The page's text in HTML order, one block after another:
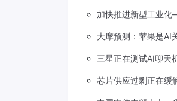
加快推进新型工业
大摩预测：苹果是AI
三星正在测试AI聊天
芯片供应过剩正在缓